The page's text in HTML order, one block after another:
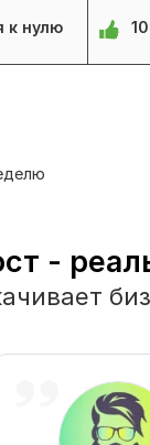
к нулю
-